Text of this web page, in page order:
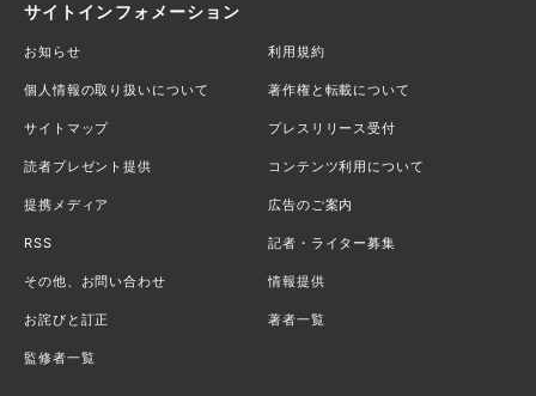
サイトインフォメーション
お知らせ 利用規約
個人情報の取り扱いについて 著作権と転載について
サイトマップ プレスリリース受付
読者プレゼント提供 コンテンツ利用について
提携メディア 広告のご案内
RSS 記者・ライター募集
その他、お問い合わせ 情報提供
お詫びと訂正 著者一覧
監修者一覧